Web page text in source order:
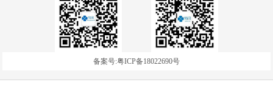
备案号:粤ICP备18022690号